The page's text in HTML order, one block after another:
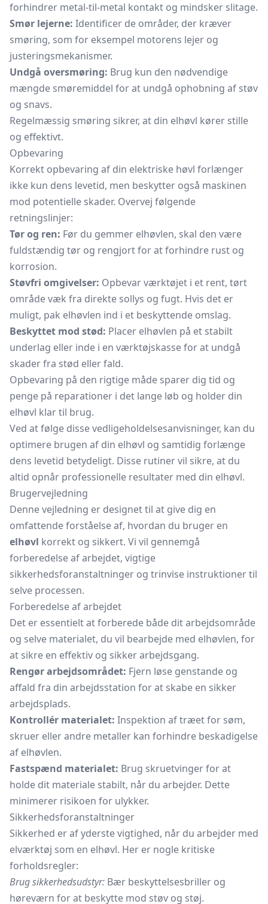
forhindrer metal-til-metal kontakt og mindsker slitage.
Smør lejerne: Identificer de områder, der kræver
smøring, som for eksempel motorens lejer og
justeringsmekanismer.
Undgå oversmøring: Brug kun den nødvendige
mængde smøremiddel for at undgå ophobning af støv
og snavs.
Regelmæssig smøring sikrer, at din elhøvl kører stille
og effektivt.
Opbevaring
Korrekt opbevaring af din elektriske høvl forlænger
ikke kun dens levetid, men beskytter også maskinen
mod potentielle skader. Overvej følgende
retningslinjer:
Tør og ren: Før du gemmer elhøvlen, skal den være
fuldstændig tør og rengjort for at forhindre rust og
korrosion.
Støvfri omgivelser: Opbevar værktøjet i et rent, tørt
område væk fra direkte sollys og fugt. Hvis det er
muligt, pak elhøvlen ind i et beskyttende omslag.
Beskyttet mod stød: Placer elhøvlen på et stabilt
underlag eller inde i en værktøjskasse for at undgå
skader fra stød eller fald.
Opbevaring på den rigtige måde sparer dig tid og
penge på reparationer i det lange løb og holder din
elhøvl klar til brug.
Ved at følge disse vedligeholdelsesanvisninger, kan du
optimere brugen af din elhøvl og samtidig forlænge
dens levetid betydeligt. Disse rutiner vil sikre, at du
altid opnår professionelle resultater med din elhøvl.
Brugervejledning
Denne vejledning er designet til at give dig en
omfattende forståelse af, hvordan du bruger en
elhøvl korrekt og sikkert. Vi vil gennemgå
forberedelse af arbejdet, vigtige
sikkerhedsforanstaltninger og trinvise instruktioner til
selve processen.
Forberedelse af arbejdet
Det er essentielt at forberede både dit arbejdsområde
og selve materialet, du vil bearbejde med elhøvlen, for
at sikre en effektiv og sikker arbejdsgang.
Rengør arbejdsområdet: Fjern løse genstande og
affald fra din arbejdsstation for at skabe en sikker
arbejdsplads.
Kontrollér materialet: Inspektion af træet for søm,
skruer eller andre metaller kan forhindre beskadigelse
af elhøvlen.
Fastspænd materialet: Brug skruetvinger for at
holde dit materiale stabilt, når du arbejder. Dette
minimerer risikoen for ulykker.
Sikkerhedsforanstaltninger
Sikkerhed er af yderste vigtighed, når du arbejder med
elværktøj som en elhøvl. Her er nogle kritiske
forholdsregler:
Brug sikkerhedsudstyr: Bær beskyttelsesbriller og
høreværn for at beskytte mod støv og støj.